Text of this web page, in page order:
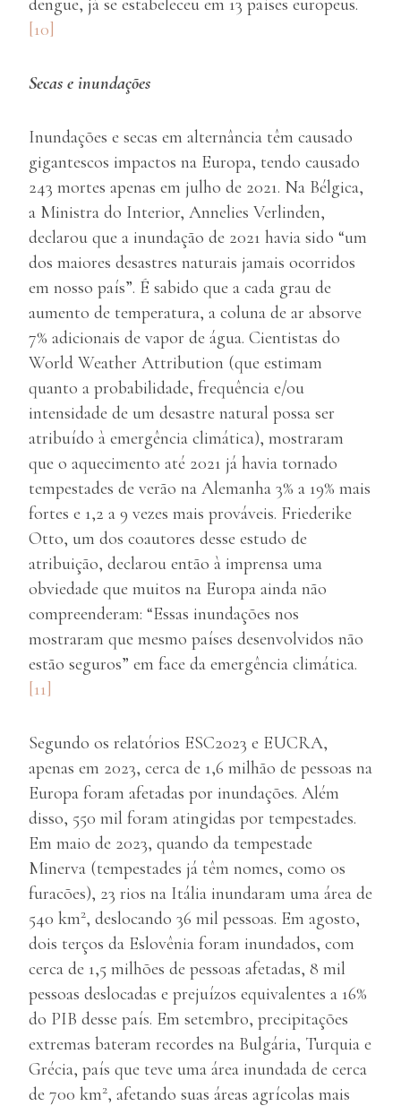
dengue, já se estabeleceu em 13 países europeus.
[10]
Secas e inundações
Inundações e secas em alternância têm causado
gigantescos impactos na Europa, tendo causado
243 mortes apenas em julho de 2021. Na Bélgica,
a Ministra do Interior, Annelies Verlinden,
declarou que a inundação de 2021 havia sido “um
dos maiores desastres naturais jamais ocorridos
em nosso país”. É sabido que a cada grau de
aumento de temperatura, a coluna de ar absorve
7% adicionais de vapor de água. Cientistas do
World Weather Attribution (que estimam
quanto a probabilidade, frequência e/ou
intensidade de um desastre natural possa ser
atribuído à emergência climática), mostraram
que o aquecimento até 2021 já havia tornado
tempestades de verão na Alemanha 3% a 19% mais
fortes e 1,2 a 9 vezes mais prováveis. Friederike
Otto, um dos coautores desse estudo de
atribuição, declarou então à imprensa uma
obviedade que muitos na Europa ainda não
compreenderam: “Essas inundações nos
mostraram que mesmo países desenvolvidos não
estão seguros” em face da emergência climática.
[11]
Segundo os relatórios ESC2023 e EUCRA,
apenas em 2023, cerca de 1,6 milhão de pessoas na
Europa foram afetadas por inundações. Além
disso, 550 mil foram atingidas por tempestades.
Em maio de 2023, quando da tempestade
Minerva (tempestades já têm nomes, como os
furacões), 23 rios na Itália inundaram uma área de
540 km2, deslocando 36 mil pessoas. Em agosto,
dois terços da Eslovênia foram inundados, com
cerca de 1,5 milhões de pessoas afetadas, 8 mil
pessoas deslocadas e prejuízos equivalentes a 16%
do PIB desse país. Em setembro, precipitações
extremas bateram recordes na Bulgária, Turquia e
Grécia, país que teve uma área inundada de cerca
de 700 km2, afetando suas áreas agrícolas mais